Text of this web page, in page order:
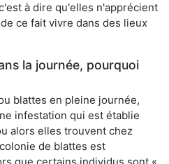
à dire qu'elles n'apprécient
ce fait vivre dans des lieux
la journée, pourquoi
blattes en pleine journée,
infestation qui est établie
alors elles trouvent chez
de blattes est